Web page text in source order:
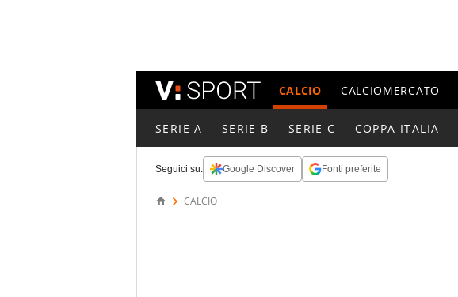
CALCIO CALCIOMERCATO
SERIE A SERIE B SERIE C COPPA ITALIA
Seguici su: Google Discover Fonti preferite
CALCIO